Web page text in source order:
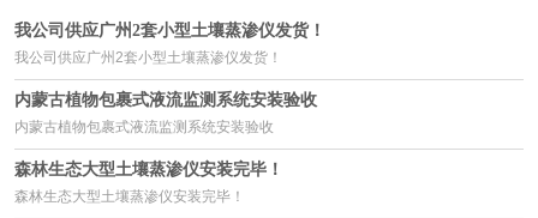
我公司供应广州2套小型土壤蒸渗仪发货！
我公司供应广州2套小型土壤蒸渗仪发货！
内蒙古植物包裹式液流监测系统安装验收
内蒙古植物包裹式液流监测系统安装验收
森林生态大型土壤蒸渗仪安装完毕！
森林生态大型土壤蒸渗仪安装完毕！